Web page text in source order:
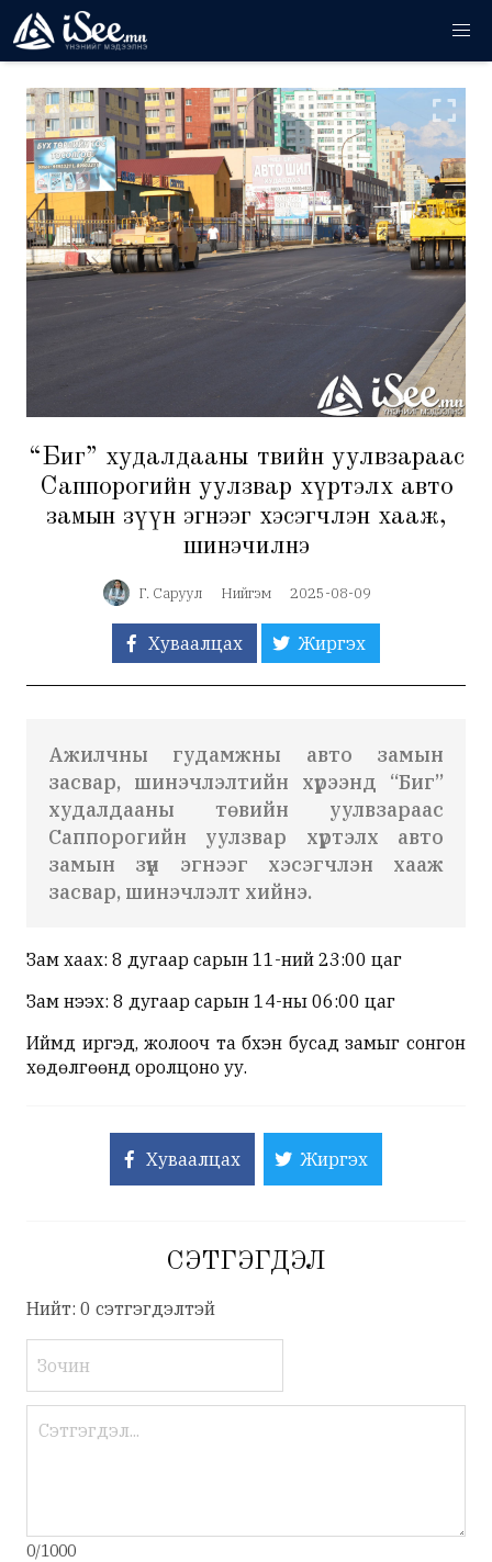
“Биг” худалдааны төвийн уулвзараас
Саппорогийн уулзвар хүртэлх авто
замын зүүн эгнээг хэсэгчлэн хааж,
шинэчилнэ
Г. Саруул Нийгэм 2025-08-09
Хуваалцах Жиргэх
Ажилчны гудамжны авто замын
засвар, шинэчлэлтийн хүрээнд “Биг”
худалдааны төвийн уулвзараас
Саппорогийн уулзвар хүртэлх авто
замын зүүн эгнээг хэсэгчлэн хааж
засвар, шинэчлэлт хийнэ.
Зам хаах: 8 дугаар сарын 11-ний 23:00 цаг
Зам нээх: 8 дугаар сарын 14-ны 06:00 цаг
Иймд иргэд, жолооч та бүхэн бусад замыг сонгон
хөдөлгөөнд оролцоно уу.
Хуваалцах Жиргэх
СЭТГЭГДЭЛ
Нийт: 0 сэтгэгдэлтэй
0/1000